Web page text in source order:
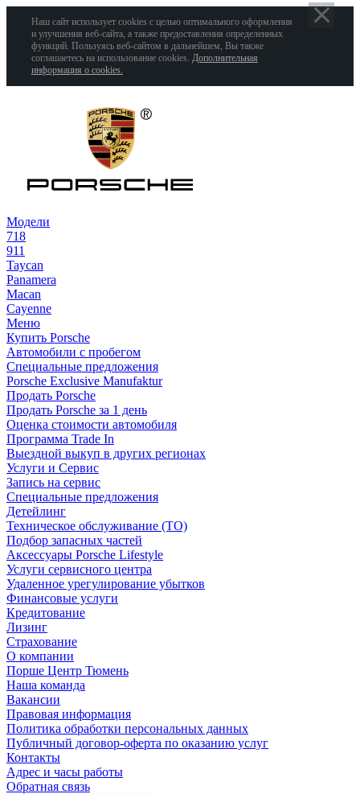
Наш сайт использует cookies с целью оптимального оформления
и улучшения веб-сайта, а также предоставления определенных
функций. Пользуясь веб-сайтом в дальнейшем, Вы также
соглашаетесь на использование cookies. Дополнительная
информация о cookies.
Модели
718
911
Taycan
Panamera
Macan
Cayenne
Меню
Купить Porsche
Автомобили с пробегом
Специальные предложения
Porsche Exclusive Manufaktur
Продать Porsche
Продать Porsche за 1 день
Оценка стоимости автомобиля
Программа Trade In
Выездной выкуп в других регионах
Услуги и Сервис
Запись на сервис
Специальные предложения
Детейлинг
Техническое обслуживание (ТО)
Подбор запасных частей
Аксессуары Porsche Lifestyle
Услуги сервисного центра
Удаленное урегулирование убытков
Финансовые услуги
Кредитование
Лизинг
Страхование
О компании
Порше Центр Тюмень
Наша команда
Вакансии
Правовая информация
Политика обработки персональных данных
Публичный договор-оферта по оказанию услуг
Контакты
Адрес и часы работы
Обратная связь